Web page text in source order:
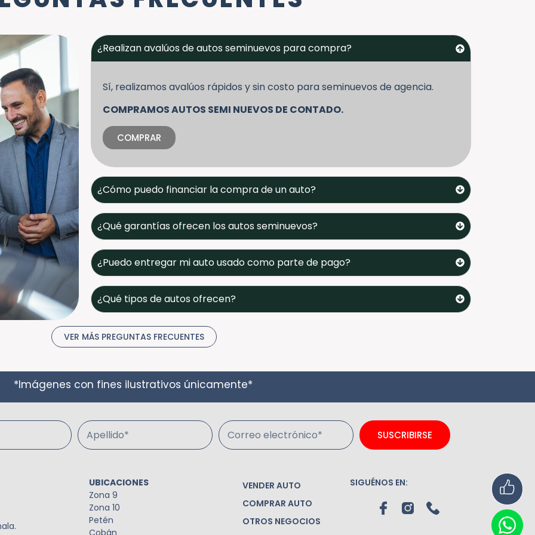
¿Realizan avalúos de autos seminuevos para compra?
Sí, realizamos avalúos rápidos y sin costo para seminuevos de agencia.
COMPRAMOS AUTOS SEMI NUEVOS DE CONTADO.
COMPRAR
¿Cómo puedo financiar la compra de un auto?
¿Qué garantías ofrecen los autos seminuevos?
¿Puedo entregar mi auto usado como parte de pago?
¿Qué tipos de autos ofrecen?
VER MÁS PREGUNTAS FRECUENTES
*Imágenes con fines ilustrativos únicamente*
Apellido* Correo electrónico* SUSCRIBIRSE
UBICACIONES
Zona 9
Zona 10
Petén
Cobán
VENDER AUTO
COMPRAR AUTO
OTROS NEGOCIOS
SIGUÉNOS EN: